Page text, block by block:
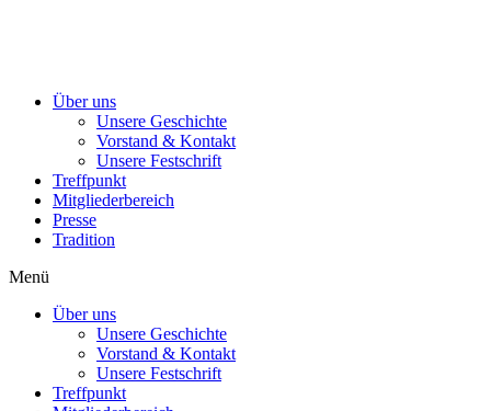
Über uns
Unsere Geschichte
Vorstand & Kontakt
Unsere Festschrift
Treffpunkt
Mitgliederbereich
Presse
Tradition
Menü
Über uns
Unsere Geschichte
Vorstand & Kontakt
Unsere Festschrift
Treffpunkt